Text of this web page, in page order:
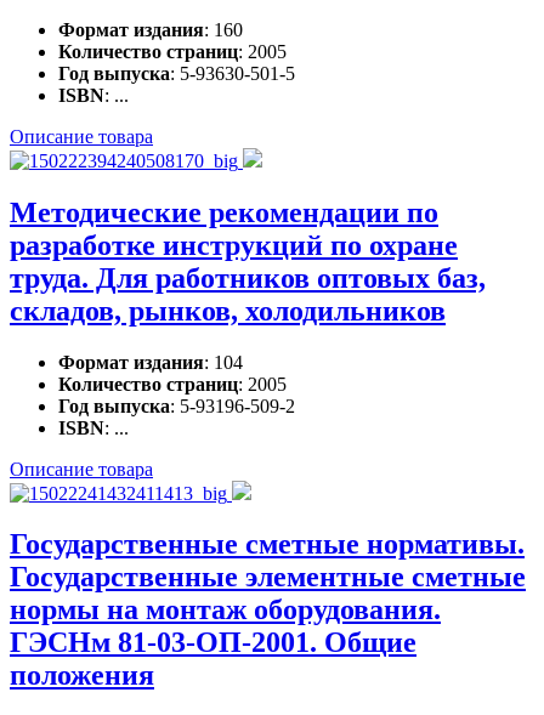
Формат издания: 160
Количество страниц: 2005
Год выпуска: 5-93630-501-5
ISBN: ...
Описание товара
Методические рекомендации по
разработке инструкций по охране
труда. Для работников оптовых баз,
складов, рынков, холодильников
Формат издания: 104
Количество страниц: 2005
Год выпуска: 5-93196-509-2
ISBN: ...
Описание товара
Государственные сметные нормативы.
Государственные элементные сметные
нормы на монтаж оборудования.
ГЭСНм 81-03-ОП-2001. Общие
положения